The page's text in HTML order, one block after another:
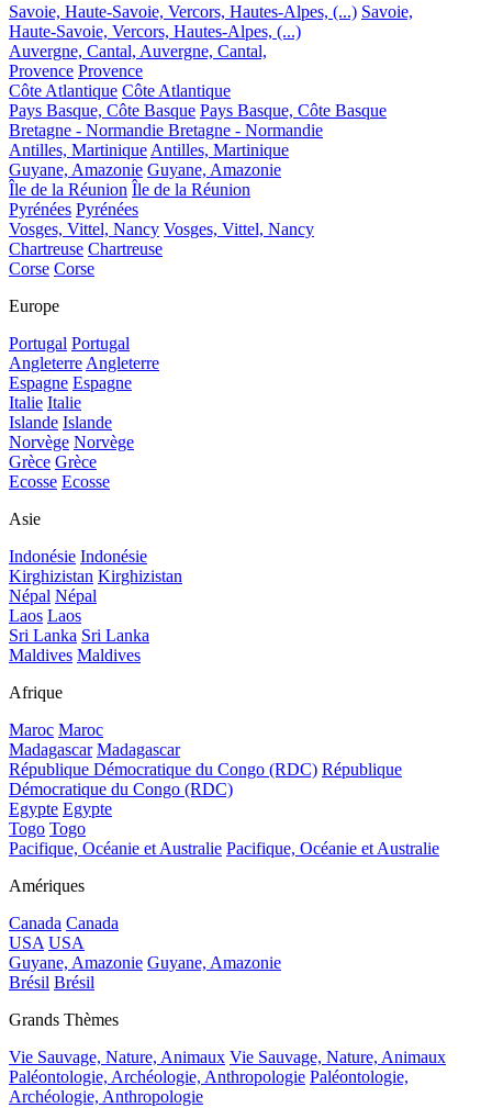
Savoie, Haute-Savoie, Vercors, Hautes-Alpes, (...) Savoie,
Haute-Savoie, Vercors, Hautes-Alpes, (...)
Auvergne, Cantal, Auvergne, Cantal,
Provence Provence
Côte Atlantique Côte Atlantique
Pays Basque, Côte Basque Pays Basque, Côte Basque
Bretagne - Normandie Bretagne - Normandie
Antilles, Martinique Antilles, Martinique
Guyane, Amazonie Guyane, Amazonie
Île de la Réunion Île de la Réunion
Pyrénées Pyrénées
Vosges, Vittel, Nancy Vosges, Vittel, Nancy
Chartreuse Chartreuse
Corse Corse
Europe
Portugal Portugal
Angleterre Angleterre
Espagne Espagne
Italie Italie
Islande Islande
Norvège Norvège
Grèce Grèce
Ecosse Ecosse
Asie
Indonésie Indonésie
Kirghizistan Kirghizistan
Népal Népal
Laos Laos
Sri Lanka Sri Lanka
Maldives Maldives
Afrique
Maroc Maroc
Madagascar Madagascar
République Démocratique du Congo (RDC) République
Démocratique du Congo (RDC)
Egypte Egypte
Togo Togo
Pacifique, Océanie et Australie Pacifique, Océanie et Australie
Amériques
Canada Canada
USA USA
Guyane, Amazonie Guyane, Amazonie
Brésil Brésil
Grands Thèmes
Vie Sauvage, Nature, Animaux Vie Sauvage, Nature, Animaux
Paléontologie, Archéologie, Anthropologie Paléontologie,
Archéologie, Anthropologie